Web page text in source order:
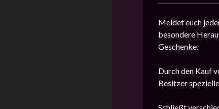
Meldet euch
besondere
Geschenke.
Durch den Kauf
Besitzer